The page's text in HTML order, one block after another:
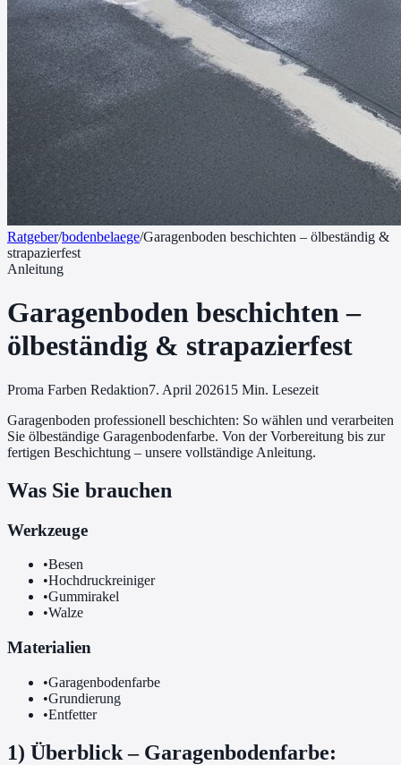
Ratgeber/bodenbelaege/Garagenboden beschichten – ölbeständig &
strapazierfest
Anleitung
Garagenboden beschichten –
ölbeständig & strapazierfest
Proma Farben Redaktion7. April 202615 Min. Lesezeit
Garagenboden professionell beschichten: So wählen und verarbeiten
Sie ölbeständige Garagenbodenfarbe. Von der Vorbereitung bis zur
fertigen Beschichtung – unsere vollständige Anleitung.
Was Sie brauchen
Werkzeuge
•Besen
•Hochdruckreiniger
•Gummirakel
•Walze
Materialien
•Garagenbodenfarbe
•Grundierung
•Entfetter
1) Überblick – Garagenbodenfarbe: